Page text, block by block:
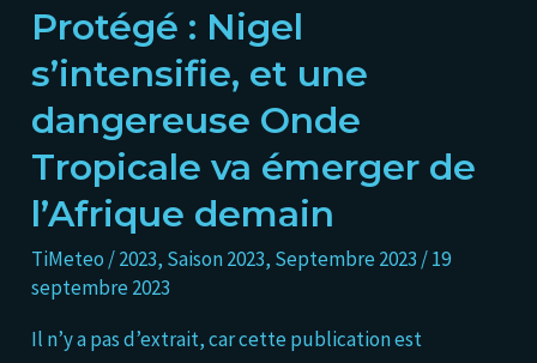
Protégé : Nigel
s’intensifie, et une
dangereuse Onde
Tropicale va émerger de
l’Afrique demain
TiMeteo /2023, Saison 2023, Septembre 2023 /19
septembre 2023
Il n’y a pas d’extrait, car cette publication est
Protégé :
Nigel
s’intensifie,
et
une
dangereuse
Onde
Tropicale
va
de